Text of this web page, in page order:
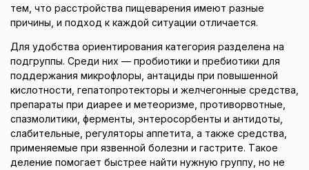
тем, что расстройства пищеварения имеют разные
причины, и подход к каждой ситуации отличается.
Для удобства ориентирования категория разделена на
подгруппы. Среди них — пробиотики и пребиотики для
поддержания микрофлоры, антациды при повышенной
кислотности, гепатопротекторы и желчегонные средства,
препараты при диарее и метеоризме, противорвотные,
спазмолитики, ферменты, энтеросорбенты и антидоты,
слабительные, регуляторы аппетита, а также средства,
применяемые при язвенной болезни и гастрите. Такое
деление помогает быстрее найти нужную группу, но не